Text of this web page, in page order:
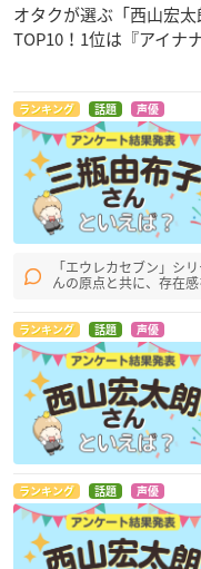
オタクが選ぶ「西山宏
TOP10！1位は『アイナ
ランキング 話題 声優
「エウレカセブン」シ
んの原点と共に、存在
ランキング 話題 声優
ランキング 話題 声優